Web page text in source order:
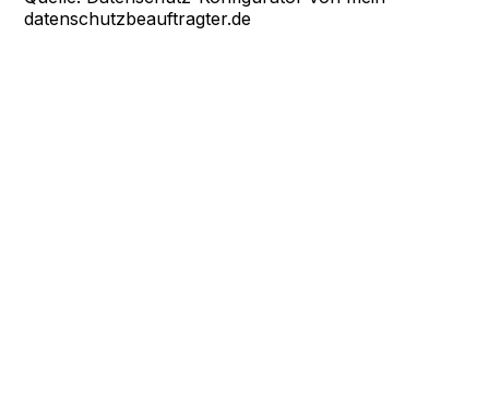
datenschutzbeauftragter.de